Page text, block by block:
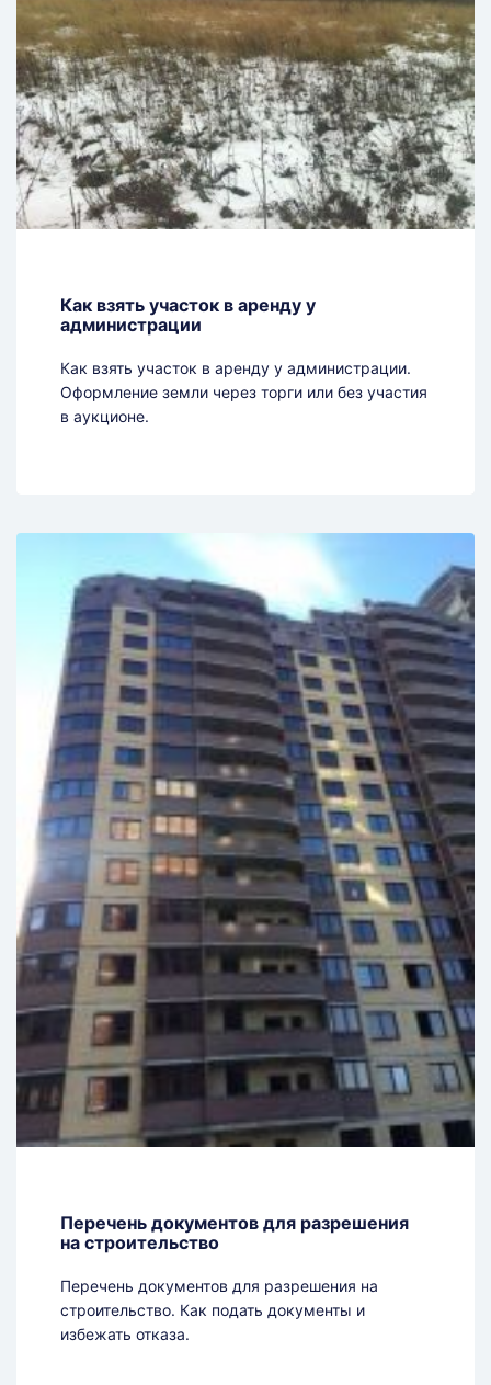
Как взять участок в аренду у
администрации
Как взять участок в аренду у администрации.
Оформление земли через торги или без участия
в аукционе.
Перечень документов для разрешения
на строительство
Перечень документов для разрешения на
строительство. Как подать документы и
избежать отказа.